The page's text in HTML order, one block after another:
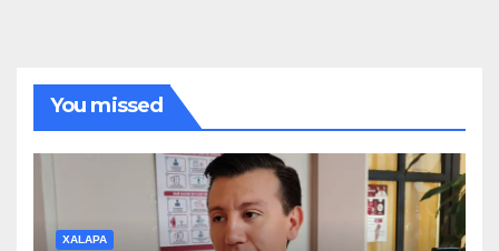
You missed
XALAPA